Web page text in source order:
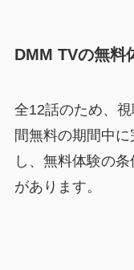
DMM TVの無料
全12話のため、
間無料の期間中
し、無料体験の
があります。